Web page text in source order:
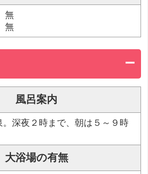
無
無
風呂案内
。深夜２時まで、朝は５～９時
大浴場の有無